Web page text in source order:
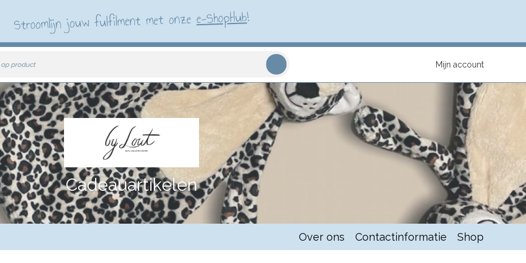
Stroomlijn jouw fulfilment met onzee-ShopHub!
op product Mijn account
Cadeauartikelen
Over ons Contactinformatie Shop